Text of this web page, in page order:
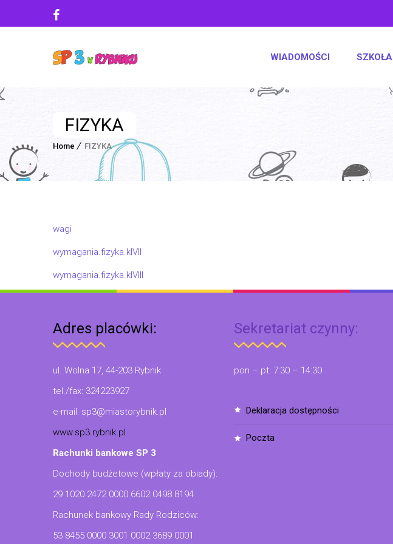
WIADOMOŚCI SZKOŁA
FIZYKA
Home FIZYKA
wagi
wymagania.fizyka.klVII
wymagania.fizyka.klVIII
Adres placówki:
ul. Wolna 17, 44-203 Rybnik
tel./fax: 324223927
e-mail: sp3@miastorybnik.pl
www.sp3.rybnik.pl
Rachunki bankowe SP 3
Dochody budżetowe (wpłaty za obiady):
29 1020 2472 0000 6602 0498 8194
Rachunek bankowy Rady Rodziców:
53 8455 0000 3001 0002 3689 0001
Sekretariat czynny:
pon – pt: 7:30 – 14:30
deklaracja dostępności
poczta